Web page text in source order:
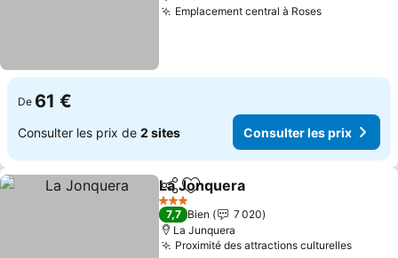
Emplacement central à Roses
De 61 €
Consulter les prix de 2 sites Consulter les prix
PartagerAjouter à mes favoris
La Jonquera
3 Étoiles
7,7 Bien
7 020
La Junquera
Proximité des attractions culturelles